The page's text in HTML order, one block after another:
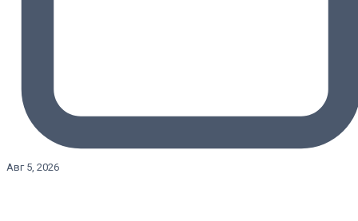
Авг 5, 2026